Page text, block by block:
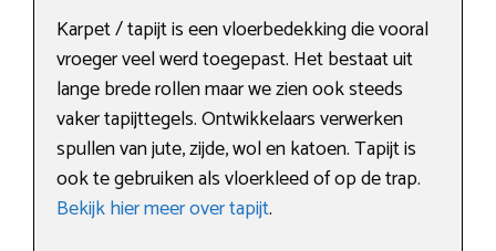
Karpet / tapijt is een vloerbedekking die vooral
vroeger veel werd toegepast. Het bestaat uit
lange brede rollen maar we zien ook steeds
vaker tapijttegels. Ontwikkelaars verwerken
spullen van jute, zijde, wol en katoen. Tapijt is
ook te gebruiken als vloerkleed of op de trap.
Bekijk hier meer over tapijt.